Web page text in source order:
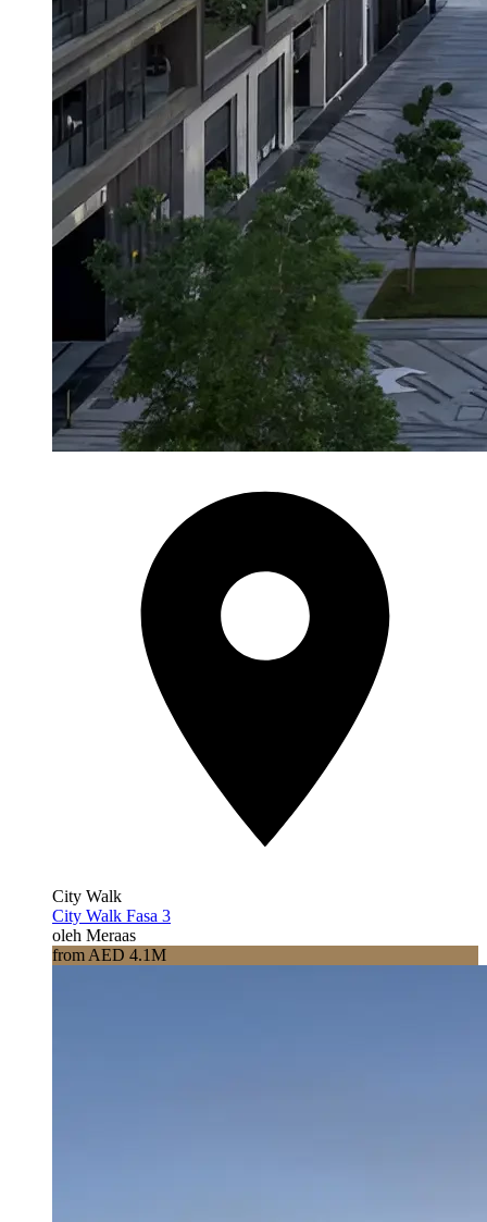
City Walk
City Walk Fasa 3
oleh Meraas
from AED 4.1M